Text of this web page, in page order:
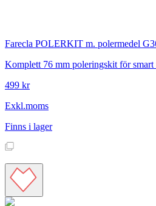
Farecla POLERKIT m. polermedel
Komplett 76 mm poleringskit för smart
499 kr
Exkl.moms
Finns i lager